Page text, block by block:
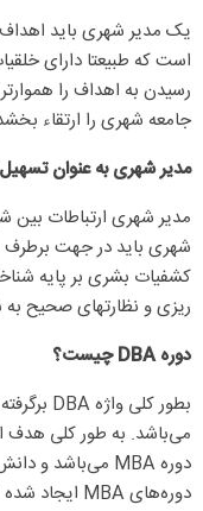
یک مدیر شهری باید اهداف،
است که طبیعتا دارای
رسیدن به اهداف را
جامعه شهری را ارتقاء
مدیر شهری به عنوان تسهیل
مدیر شهری ارتباطات بین
شهری باید در جهت برطرف
کشفیات بشری بر پایه
ریزی و نظارتهای صحیح
دورهDBA چیست؟
بطور کلی واژه
می‌باشد. به طور کلی هدف
دوره
می‌باشد و
دوره‌های
ایجاد